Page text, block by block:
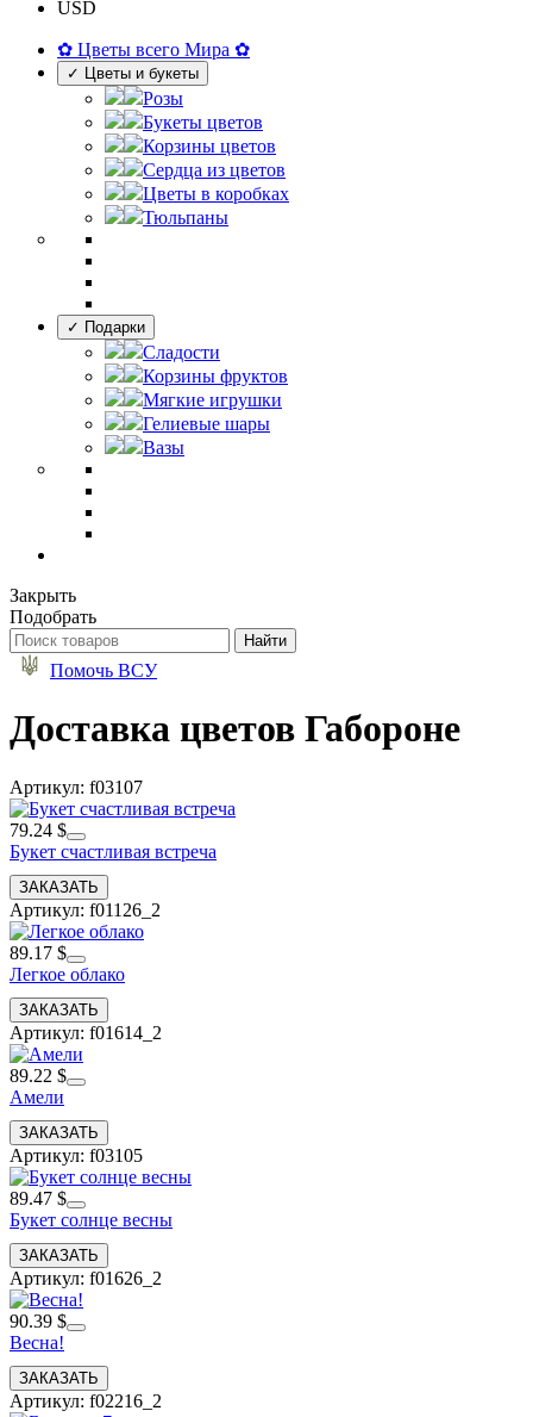
USD
✿ Цветы всего Мира ✿
✓ Цветы и букеты
Розы
Букеты цветов
Корзины цветов
Сердца из цветов
Цветы в коробках
Тюльпаны
✓ Подарки
Сладости
Корзины фруктов
Мягкие игрушки
Гелиевые шары
Вазы
Закрыть
Подобрать
Помочь ВСУ
Доставка цветов Габороне
Артикул: f03107
79.24 $
Букет счастливая встреча
Артикул: f01126_2
89.17 $
Легкое облако
Артикул: f01614_2
89.22 $
Амели
Артикул: f03105
89.47 $
Букет солнце весны
Артикул: f01626_2
90.39 $
Весна!
Артикул: f02216_2